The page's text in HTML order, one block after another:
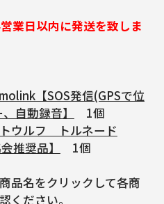
業日以内に発送を致しま
【SOS発信(GPSで位
自動録音】
1個
ウルフ トルネード
推奨品】
1個
品名をクリックして各商
ください。